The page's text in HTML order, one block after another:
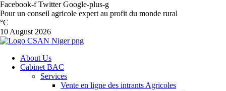
Facebook-f Twitter Google-plus-g
Pour un conseil agricole expert au profit du monde rural
°C
10 August 2026
About Us
Cabinet BAC
Services
Vente en ligne des intrants Agricoles